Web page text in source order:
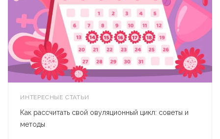
ИНТЕРЕСНЫЕ СТАТЬИ
Как рассчитать свой овуляционный цикл: советы и
методы